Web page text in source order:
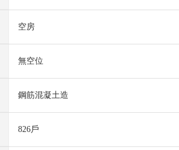
空房
無空位
鋼筋混凝土造
826戶